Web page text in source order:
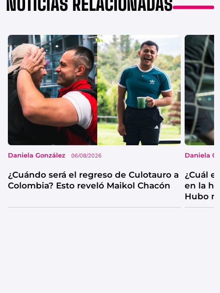
NOTICIAS RELACIONADAS
Daniela González 06/08/2026
¿Cuándo será el regreso de Culotauro a
Colombia? Esto reveló Maikol Chacón
Daniela
¿Cuál
en la
Hubo